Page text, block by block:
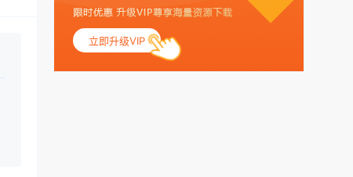
555
立即升级VIP